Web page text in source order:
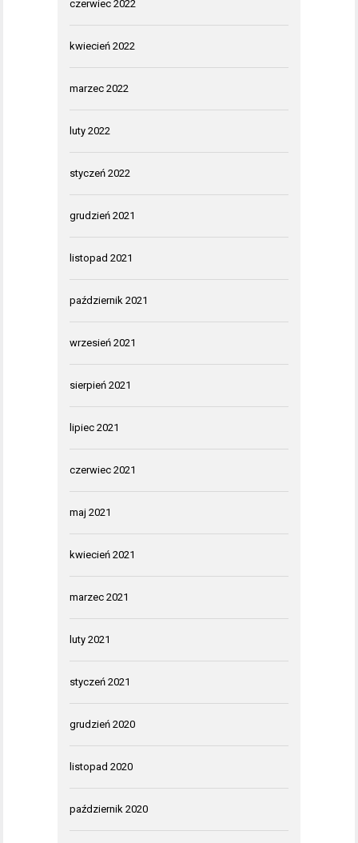
czerwiec 2022
kwiecień 2022
marzec 2022
luty 2022
styczeń 2022
grudzień 2021
listopad 2021
październik 2021
wrzesień 2021
sierpień 2021
lipiec 2021
czerwiec 2021
maj 2021
kwiecień 2021
marzec 2021
luty 2021
styczeń 2021
grudzień 2020
listopad 2020
październik 2020